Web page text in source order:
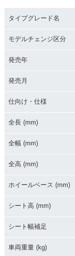
タイプグレード名
モデルチェンジ区分
発売年
発売月
仕向け・仕様
全長 (mm)
全幅 (mm)
全高 (mm)
ホイールベース (mm)
シート高 (mm)
シート幅補足
車両重量 (kg)